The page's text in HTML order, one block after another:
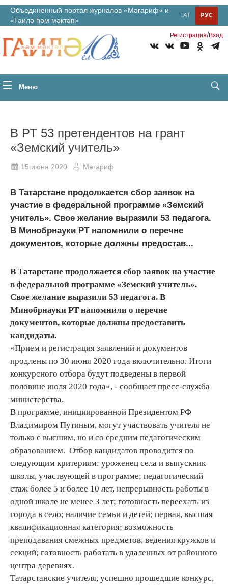
Объединенный портал журналов «Мәгариф» и
«Гаилә һәм мәктәп»
РУС
ТАТ
Регистрация/Вход
Меню
В РТ 53 претендентов на грант
«Земский учитель»
15 июня 2020 Мәгариф
В Татарстане продолжается сбор заявок на
участие в федеральной программе «Земский
учитель». Свое желание выразили 53 педагога.
В Минобрнауки РТ напомнили о перечне
документов, которые должны предостав...
В Татарстане продолжается сбор заявок на участие
в федеральной программе «Земский учитель».
Свое желание выразили 53 педагога. В
Минобрнауки РТ напомнили о перечне
документов, которые должны предоставить
кандидаты.
«Прием и регистрация заявлений и документов
продлены по 30 июня 2020 года включительно. Итоги
конкурсного отбора будут подведены в первой
половине июля 2020 года», - сообщает пресс-служба
министерства.
В программе, инициированной Президентом РФ
Владимиром Путиным, могут участвовать учителя не
только с высшим, но и со средним педагогическим
образованием. Отбор кандидатов проводится по
следующим критериям: уроженец села и выпускник
школы, участвующей в программе; педагогический
стаж более 5 и более 10 лет, непрерывность работы в
одной школе не менее 3 лет; готовность переехать из
города в село; наличие семьи и детей; первая, высшая
квалификационная категория; возможность
преподавания смежных предметов, ведения кружков и
секций; готовность работать в удаленных от районного
центра деревнях.
Татарстанские учителя, успешно прошедшие конкурс,